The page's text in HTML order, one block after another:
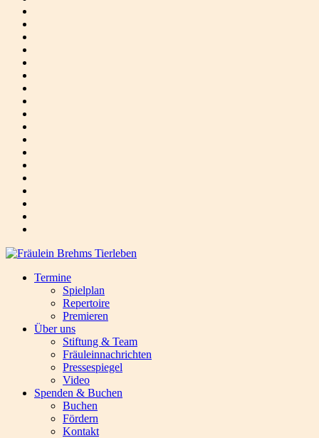
Termine
Spielplan
Repertoire
Premieren
Über uns
Stiftung & Team
Fräuleinnachrichten
Pressespiegel
Video
Spenden & Buchen
Buchen
Fördern
Kontakt